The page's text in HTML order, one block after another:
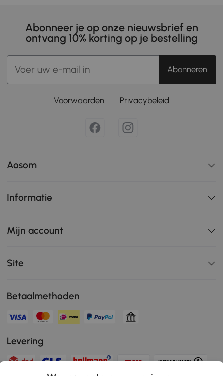
Abonneer je op onze nieuwsbrief en
ontvang 10% korting op je bestelling
Abonneren
Voorwaarden Privacybeleid
Aosom
Informatie
Mijn account
Site
Betaalmethoden
Levering